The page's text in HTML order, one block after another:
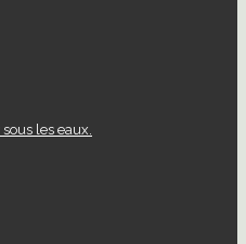
les eaux.